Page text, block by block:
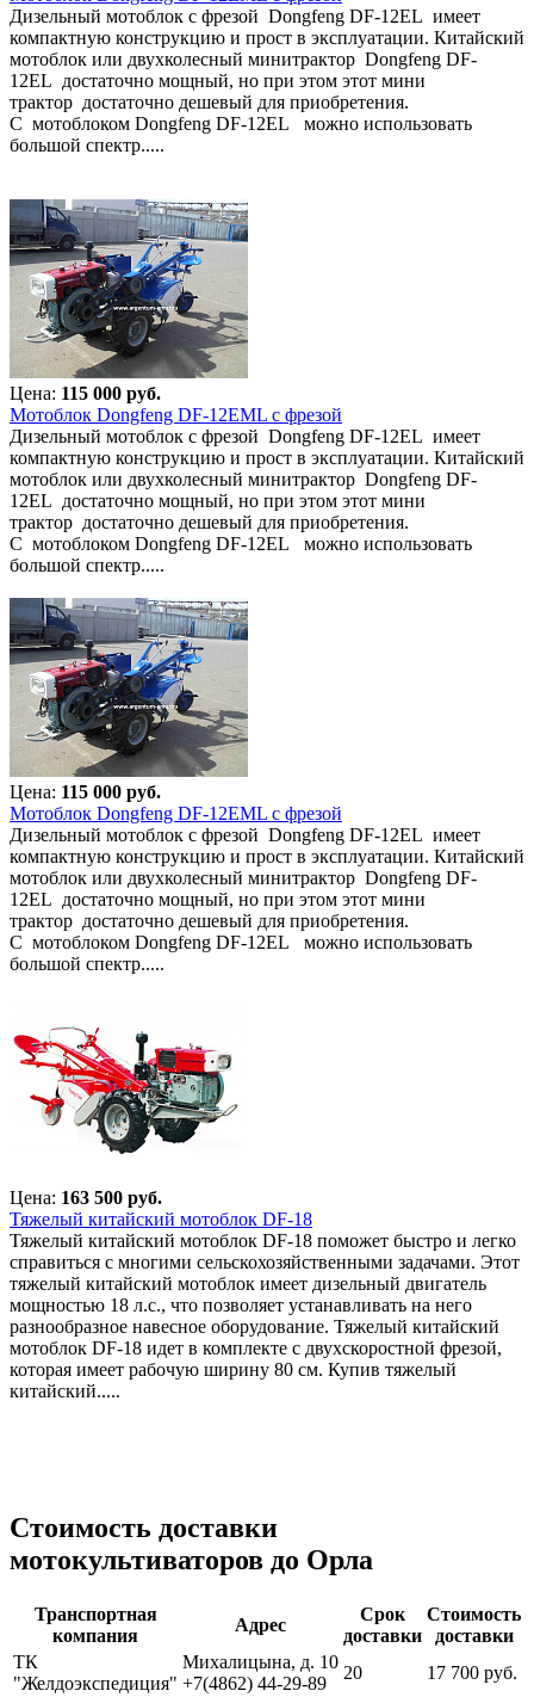
Дизельный мотоблок с фрезой Dongfeng DF-12EL имеет
компактную конструкцию и прост в эксплуатации. Китайский
мотоблок или двухколесный минитрактор Dongfeng DF-
12EL достаточно мощный, но при этом этот мини
трактор достаточно дешевый для приобретения.
С мотоблоком Dongfeng DF-12EL можно использовать
большой спектр.....
Цена: 115 000 руб.
Мотоблок Dongfeng DF-12EML с фрезой
Дизельный мотоблок с фрезой Dongfeng DF-12EL имеет
компактную конструкцию и прост в эксплуатации. Китайский
мотоблок или двухколесный минитрактор Dongfeng DF-
12EL достаточно мощный, но при этом этот мини
трактор достаточно дешевый для приобретения.
С мотоблоком Dongfeng DF-12EL можно использовать
большой спектр.....
Цена: 115 000 руб.
Мотоблок Dongfeng DF-12EML с фрезой
Дизельный мотоблок с фрезой Dongfeng DF-12EL имеет
компактную конструкцию и прост в эксплуатации. Китайский
мотоблок или двухколесный минитрактор Dongfeng DF-
12EL достаточно мощный, но при этом этот мини
трактор достаточно дешевый для приобретения.
С мотоблоком Dongfeng DF-12EL можно использовать
большой спектр.....
Цена: 163 500 руб.
Тяжелый китайский мотоблок DF-18
Тяжелый китайский мотоблок DF-18 поможет быстро и легко
справиться с многими сельскохозяйственными задачами. Этот
тяжелый китайский мотоблок имеет дизельный двигатель
мощностью 18 л.с., что позволяет устанавливать на него
разнообразное навесное оборудование. Тяжелый китайский
мотоблок DF-18 идет в комплекте с двухскоростной фрезой,
которая имеет рабочую ширину 80 см. Купив тяжелый
китайский.....
Стоимость доставки
мотокультиваторов до Орла
Транспортная
компания
Адрес
Срок
доставки
Стоимость
доставки
ТК
"Желдоэкспедиция"
Михалицына, д. 10
+7(4862) 44-29-89
20 17 700 руб.